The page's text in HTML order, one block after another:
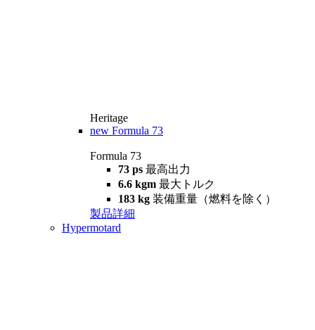
Heritage
new Formula 73
Formula 73
73 ps 最高出力
6.6 kgm 最大トルク
183 kg 装備重量（燃料を除く）
製品詳細
Hypermotard